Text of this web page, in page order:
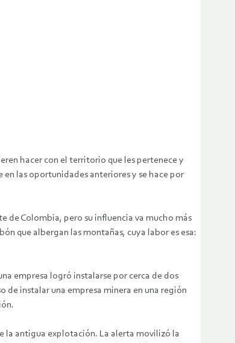
hacer con el territorio que les pertenece y
en las oportunidades anteriores y se hace por
de Colombia, pero su influencia va mucho más
que albergan las montañas, cuya labor es esa:
empresa logró instalarse por cerca de dos
de instalar una empresa minera en una región
la antigua explotación. La alerta movilizó la